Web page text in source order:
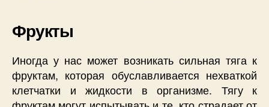
Фрукты
Иногда у нас может возникать сильная тяга к
фруктам, которая обуславливается нехваткой
клетчатки и жидкости в организме. Тягу к